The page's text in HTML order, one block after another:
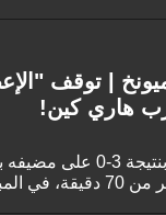
| توقف
هاري كين!
حقق بايرن ميونخ فوزًا
الذي لعب بعشرة لاعبين
ضمن منافسات